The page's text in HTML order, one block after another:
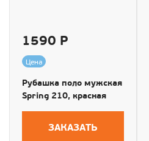
1590 Р
Цена
Рубашка поло мужская
Spring 210, красная
ЗАКАЗАТЬ